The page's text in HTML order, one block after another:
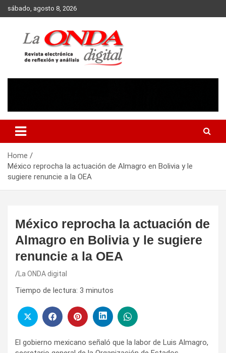
Skip
to
sábado, agosto 8, 2026
Home
México reprocha la actuación de Almagro en Bolivia y le
sugiere renuncie a la OEA
México reprocha la actuación de
Almagro en Bolivia y le sugiere
renuncie a la OEA
La ONDA digital
Tiempo de lectura: 3 minutos
El gobierno mexicano señaló que la labor de Luis Almagro,